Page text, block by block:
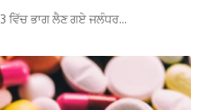
ਵਿੱਚ ਭਾਗ ਲੈਣ ਗਏ ਜਲੰਧਰ…